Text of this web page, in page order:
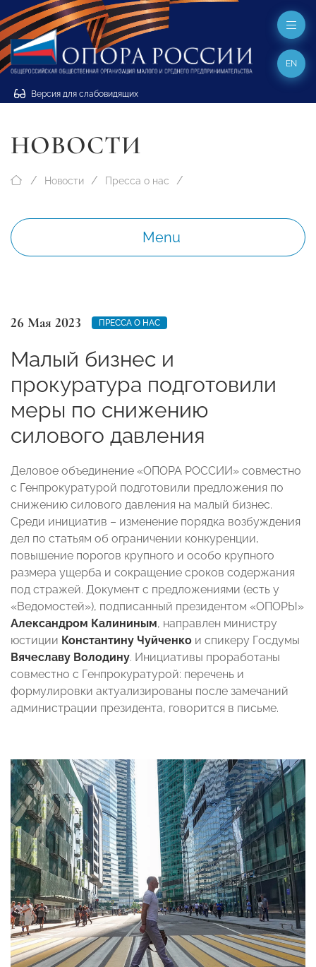
Версия для слабовидящих
EN
НОВОСТИ
Новости Пресса о нас
Menu
26 Мая 2023 ПРЕССА О НАС
Малый бизнес и
прокуратура подготовили
меры по снижению
силового давления
Деловое объединение «ОПОРА РОССИИ» совместно
с Генпрокуратурой подготовили предложения по
снижению силового давления на малый бизнес.
Среди инициатив – изменение порядка возбуждения
дел по статьям об ограничении конкуренции,
повышение порогов крупного и особо крупного
размера ущерба и сокращение сроков содержания
под стражей. Документ с предложениями (есть у
«Ведомостей»), подписанный президентом «ОПОРЫ»
Александром Калининым, направлен министру
юстиции Константину Чуйченко и спикеру Госдумы
Вячеславу Володину. Инициативы проработаны
совместно с Генпрокуратурой: перечень и
формулировки актуализированы после замечаний
администрации президента, говорится в письме.